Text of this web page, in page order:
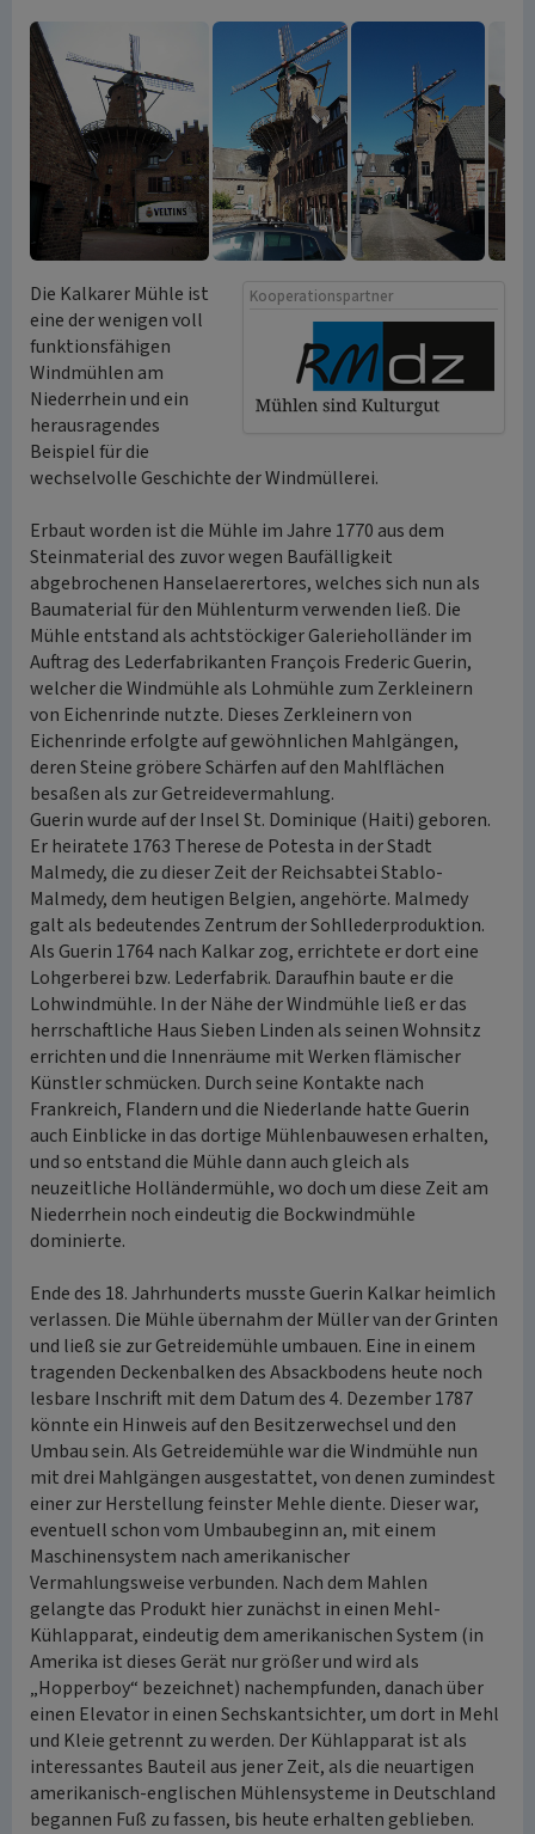
Kooperationspartner
Die Kalkarer Mühle ist
eine der wenigen voll
funktionsfähigen
Windmühlen am
Niederrhein und ein
herausragendes
Beispiel für die
wechselvolle Geschichte der Windmüllerei.
Erbaut worden ist die Mühle im Jahre 1770 aus dem
Steinmaterial des zuvor wegen Baufälligkeit
abgebrochenen Hanselaerertores, welches sich nun als
Baumaterial für den Mühlenturm verwenden ließ. Die
Mühle entstand als achtstöckiger Galerieholländer im
Auftrag des Lederfabrikanten François Frederic Guerin,
welcher die Windmühle als Lohmühle zum Zerkleinern
von Eichenrinde nutzte. Dieses Zerkleinern von
Eichenrinde erfolgte auf gewöhnlichen Mahlgängen,
deren Steine gröbere Schärfen auf den Mahlflächen
besaßen als zur Getreidevermahlung.
Guerin wurde auf der Insel St. Dominique (Haiti) geboren.
Er heiratete 1763 Therese de Potesta in der Stadt
Malmedy, die zu dieser Zeit der Reichsabtei Stablo-
Malmedy, dem heutigen Belgien, angehörte. Malmedy
galt als bedeutendes Zentrum der Sohllederproduktion.
Als Guerin 1764 nach Kalkar zog, errichtete er dort eine
Lohgerberei bzw. Lederfabrik. Daraufhin baute er die
Lohwindmühle. In der Nähe der Windmühle ließ er das
herrschaftliche Haus Sieben Linden als seinen Wohnsitz
errichten und die Innenräume mit Werken flämischer
Künstler schmücken. Durch seine Kontakte nach
Frankreich, Flandern und die Niederlande hatte Guerin
auch Einblicke in das dortige Mühlenbauwesen erhalten,
und so entstand die Mühle dann auch gleich als
neuzeitliche Holländermühle, wo doch um diese Zeit am
Niederrhein noch eindeutig die Bockwindmühle
dominierte.
Ende des 18. Jahrhunderts musste Guerin Kalkar heimlich
verlassen. Die Mühle übernahm der Müller van der Grinten
und ließ sie zur Getreidemühle umbauen. Eine in einem
tragenden Deckenbalken des Absackbodens heute noch
lesbare Inschrift mit dem Datum des 4. Dezember 1787
könnte ein Hinweis auf den Besitzerwechsel und den
Umbau sein. Als Getreidemühle war die Windmühle nun
mit drei Mahlgängen ausgestattet, von denen zumindest
einer zur Herstellung feinster Mehle diente. Dieser war,
eventuell schon vom Umbaubeginn an, mit einem
Maschinensystem nach amerikanischer
Vermahlungsweise verbunden. Nach dem Mahlen
gelangte das Produkt hier zunächst in einen Mehl-
Kühlapparat, eindeutig dem amerikanischen System (in
Amerika ist dieses Gerät nur größer und wird als
„Hopperboy“ bezeichnet) nachempfunden, danach über
einen Elevator in einen Sechskantsichter, um dort in Mehl
und Kleie getrennt zu werden. Der Kühlapparat ist als
interessantes Bauteil aus jener Zeit, als die neuartigen
amerikanisch-englischen Mühlensysteme in Deutschland
begannen Fuß zu fassen, bis heute erhalten geblieben.